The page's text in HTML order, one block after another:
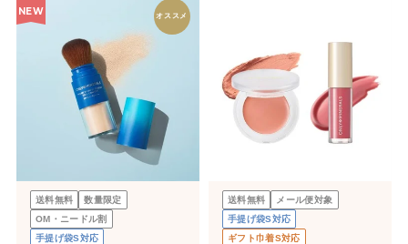
NEW オススメ
送料無料
数量限定
OM・ニードル割
手提げ袋S対応
送料無料
メール便対象
手提げ袋S対応
ギフト巾着S対応